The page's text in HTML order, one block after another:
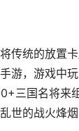
统的放置卡
游，游戏中
三国名将来
世的战火烽